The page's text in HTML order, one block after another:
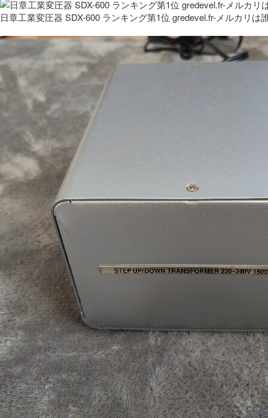
日章工業変圧器 SDX-600 ランキング第1位 gredevel.fr-メルカリは